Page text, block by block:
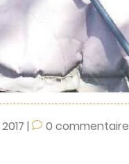
2017 | 0 commentaire